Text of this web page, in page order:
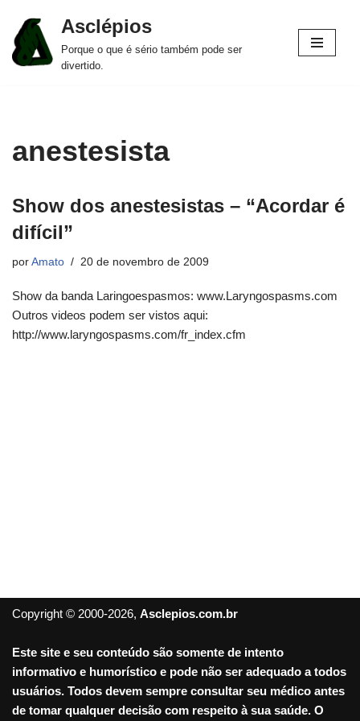
Pular
para
Asclépios
Porque o que é sério também pode ser
divertido.
anestesista
Show dos anestesistas – “Acordar é
difícil”
por Amato 20 de novembro de 2009
Show da banda Laringoespasmos: www.Laryngospasms.com
Outros videos podem ser vistos aqui:
http://www.laryngospasms.com/fr_index.cfm
Copyright © 2000-2026, Asclepios.com.br
Este site e seu conteúdo são somente de intento
informativo e humorístico e pode não ser adequado a todos
usuários. Todos devem sempre consultar seu médico antes
de tomar qualquer decisão com respeito à sua saúde. O